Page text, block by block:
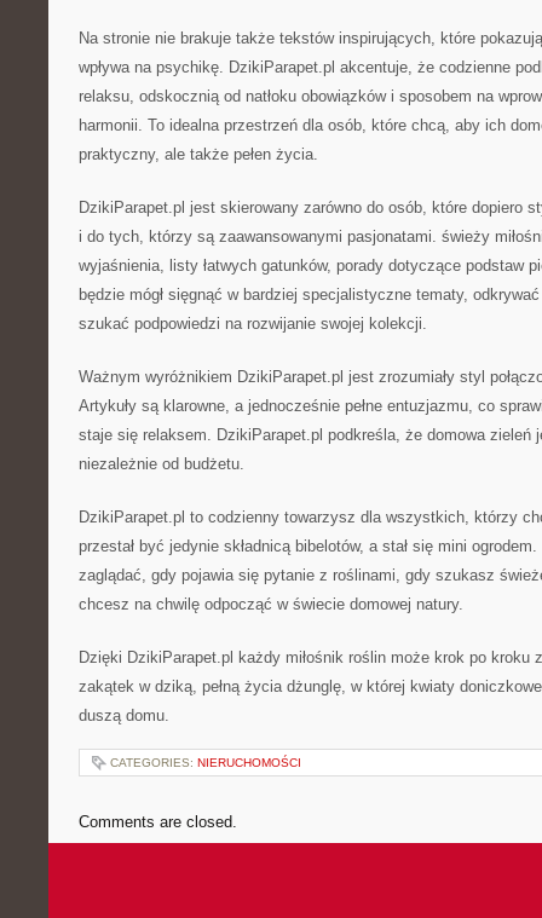
Na stronie nie brakuje także tekstów inspirujących, które
wpływa na psychikę. DzikiParapet.pl akcentuje, że codzienne
relaksu, odskocznią od natłoku obowiązków i sposobem na
harmonii. To idealna przestrzeń dla osób, które chcą, aby ich
praktyczny, ale także pełen życia.
DzikiParapet.pl jest skierowany zarówno do osób, które dopiero
i do tych, którzy są zaawansowanymi pasjonatami. świeży
wyjaśnienia, listy łatwych gatunków, porady dotyczące podstaw
będzie mógł sięgnąć w bardziej specjalistyczne tematy,
szukać podpowiedzi na rozwijanie swojej kolekcji.
Ważnym wyróżnikiem DzikiParapet.pl jest zrozumiały styl
Artykuły są klarowne, a jednocześnie pełne entuzjazmu, co
staje się relaksem. DzikiParapet.pl podkreśla, że domowa zieleń
niezależnie od budżetu.
DzikiParapet.pl to codzienny towarzysz dla wszystkich, którzy
przestał być jedynie składnicą bibelotów, a stał się mini
zaglądać, gdy pojawia się pytanie z roślinami, gdy szukasz
chcesz na chwilę odpocząć w świecie domowej natury.
Dzięki DzikiParapet.pl każdy miłośnik roślin może krok po kroku
zakątek w dziką, pełną życia dżunglę, w której kwiaty
duszą domu.
CATEGORIES: NIERUCHOMOŚCI
Comments are closed.